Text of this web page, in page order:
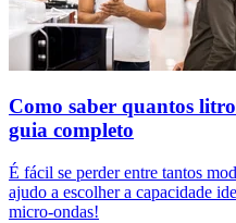
Como saber quantos
guia completo
É fácil se perder entre tantos
ajudo a escolher a capacidade
micro-ondas!